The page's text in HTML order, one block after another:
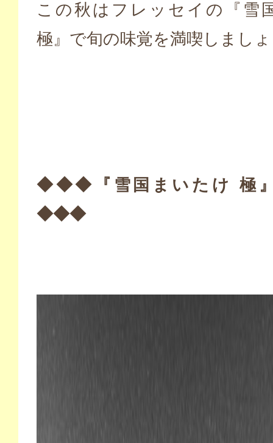
この秋はフレッセイの『雪
極』で旬の味覚を満喫しまし
◆◆◆『雪国まいたけ 極
◆◆◆